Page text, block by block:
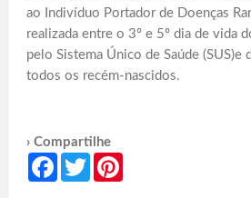
ao Indivíduo Portador de Doenças
realizada entre o 3º e 5º dia de vida
pelo Sistema Único de Saúde (SUS)e
todos os recém-nascidos.
› Compartilhe
Facebook
Twitter